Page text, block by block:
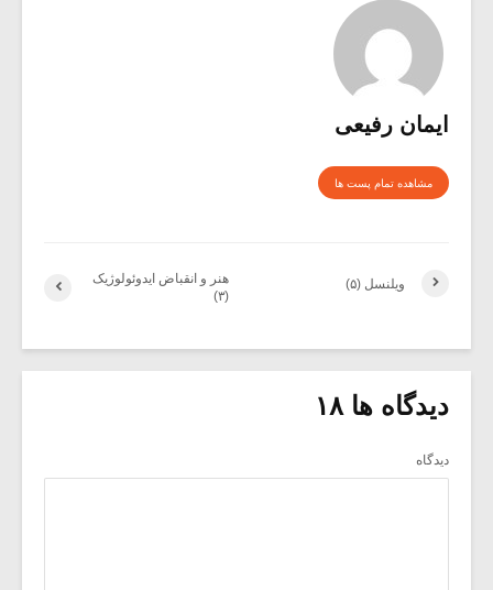
ایمان رفیعی
مشاهده تمام پست ها
هنر و انقباض ایدوئولوژیک
(۳)
ویلنسل (۵)
دیدگاه ها ۱۸
دیدگاه